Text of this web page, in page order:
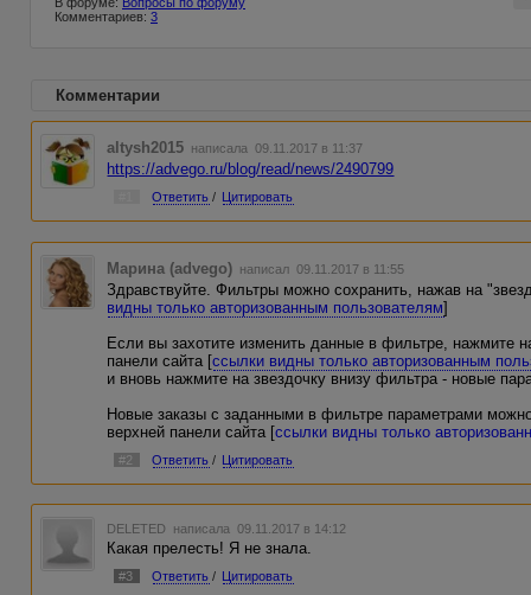
Комментариев: 3
Комментарии
altysh2015 написала 09.11.2017 в 11:37
https://advego.ru/blog/read/news/2490799
Ответить / Цитировать
Марина (advego) написал 09.11.2017 в 11:55
Здравствуйте. Фильтры можно сохранить, нажав на
видны только авторизованным пользователям]
Если вы захотите изменить данные в фильтре, нажмите
панели сайта [ссылки видны только авторизованным
и вновь нажмите на звездочку внизу фильтра - новые
Новые заказы с заданными в фильтре параметрами
верхней панели сайта [ссылки видны только
#2 Ответить / Цитировать
DELETED написала 09.11.2017 в 14:12
Какая прелесть! Я не знала.
#3 Ответить / Цитировать